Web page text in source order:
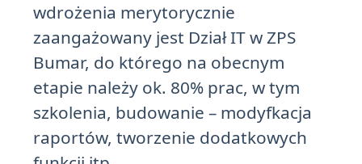
wdrożenia merytorycznie
zaangażowany jest Dział IT w ZPS
Bumar, do którego na obecnym
etapie należy ok. 80% prac, w tym
szkolenia, budowanie – modyfkacja
raportów, tworzenie dodatkowych